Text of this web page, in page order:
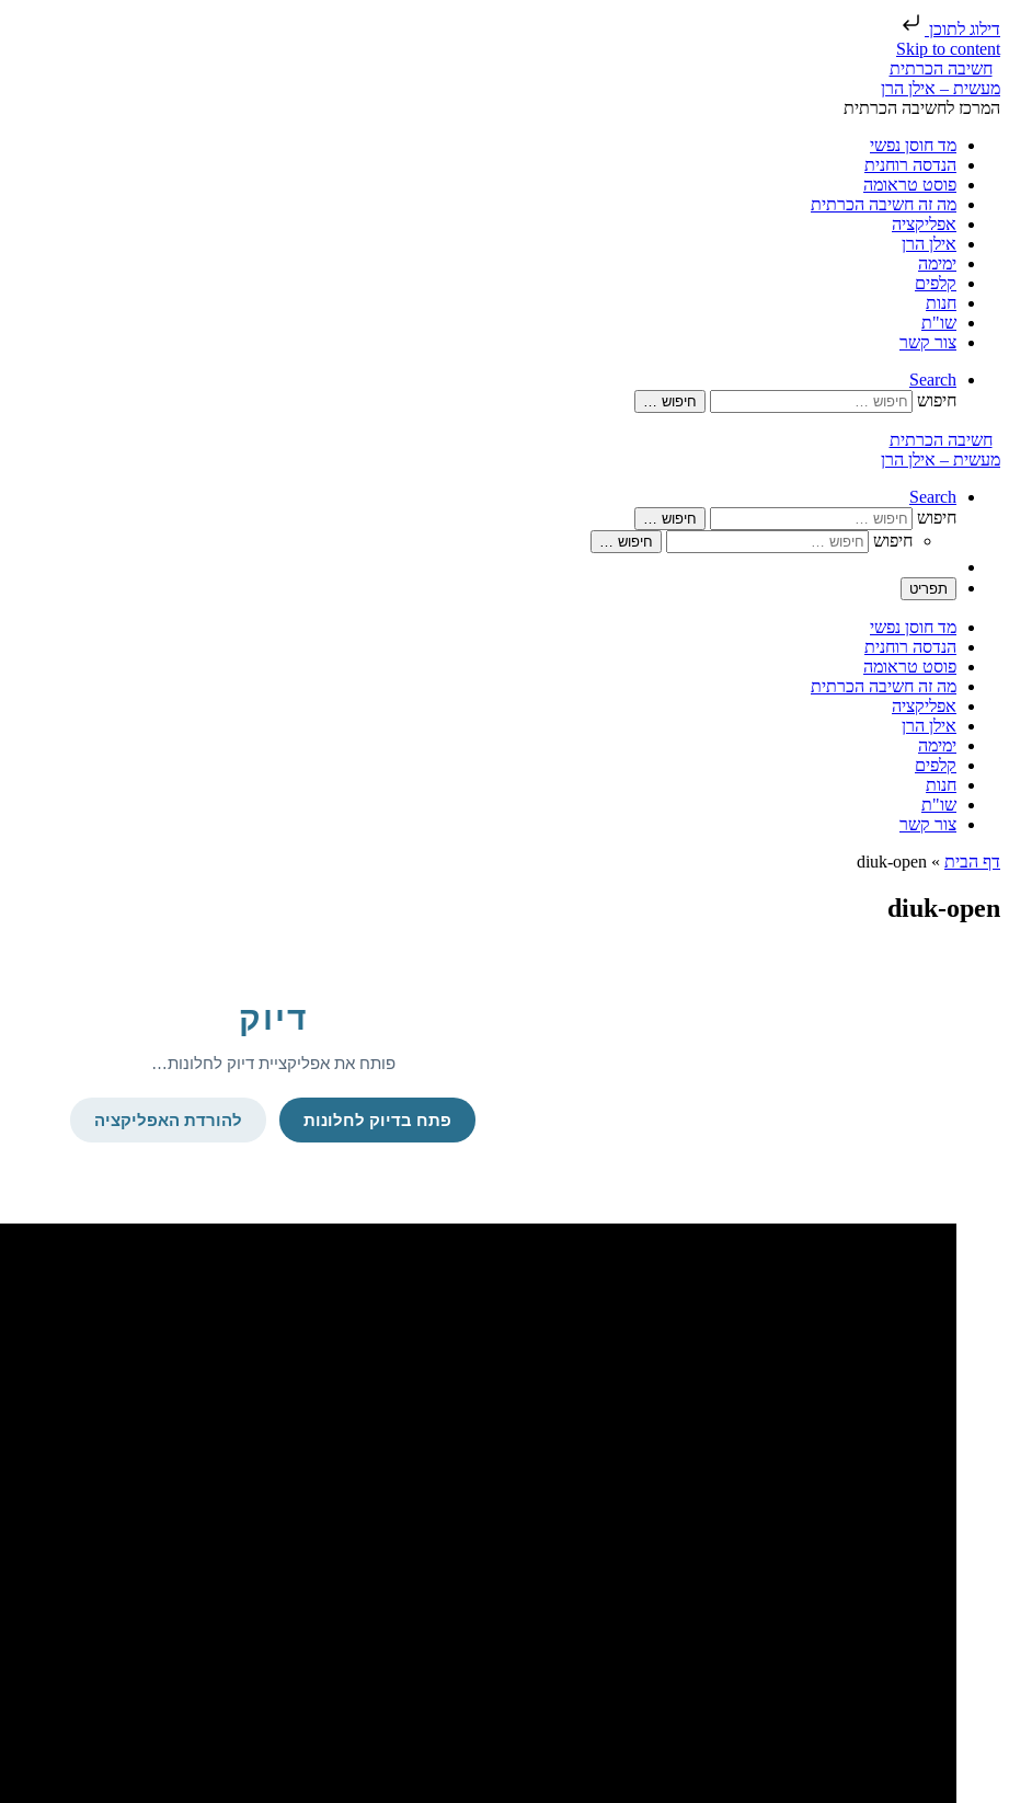
דילוג לתוכן
Skip to content
חשיבה הכרתית
המרכז לחשיבה הכרתית
מד חוסן נפשי
הנדסה רוחנית
פוסט טראומה
מה זה חשיבה הכרתית
אפליקציה
אילן הרן
ימימה
קלפים
חנות
שו"ת
צור קשר
Search
חיפוש
חיפוש …
חשיבה הכרתית
Search
חיפוש
חיפוש …
חיפוש חיפוש …
תפריט
מד חוסן נפשי
הנדסה רוחנית
פוסט טראומה
מה זה חשיבה הכרתית
אפליקציה
אילן הרן
ימימה
קלפים
חנות
שו"ת
צור קשר
דף הבית »
diuk-open
diuk-open
דיוק
פותח את אפליקציית דיוק לחלונות…
פתח בדיוק לחלונות להורדת האפליקציה